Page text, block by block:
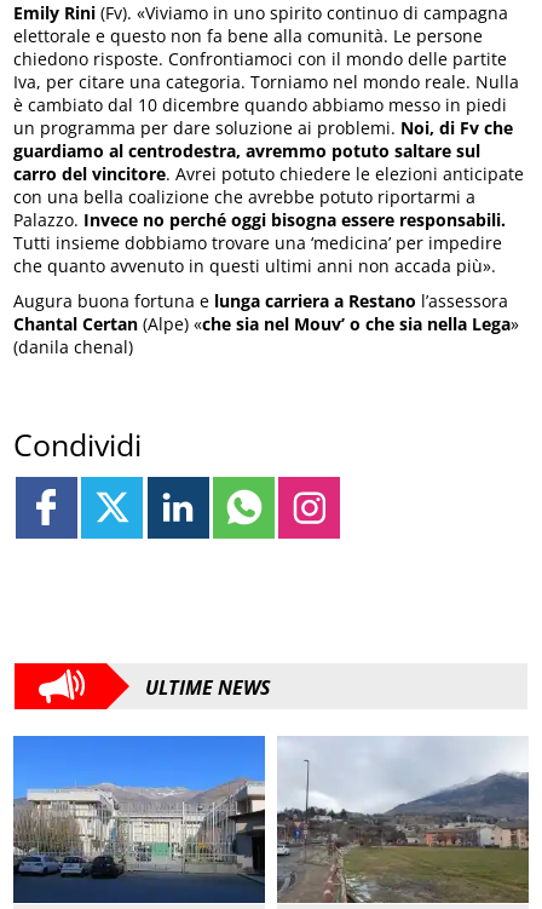
Emily Rini (Fv). «Viviamo in uno spirito continuo di campagna
elettorale e questo non fa bene alla comunità. Le persone
chiedono risposte. Confrontiamoci con il mondo delle partite
Iva, per citare una categoria. Torniamo nel mondo reale. Nulla
è cambiato dal 10 dicembre quando abbiamo messo in piedi
un programma per dare soluzione ai problemi. Noi, di Fv che
guardiamo al centrodestra, avremmo potuto saltare sul
carro del vincitore. Avrei potuto chiedere le elezioni anticipate
con una bella coalizione che avrebbe potuto riportarmi a
Palazzo. Invece no perché oggi bisogna essere responsabili.
Tutti insieme dobbiamo trovare una ‘medicina’ per impedire
che quanto avvenuto in questi ultimi anni non accada più».
Augura buona fortuna e lunga carriera a Restano l’assessora
Chantal Certan (Alpe) «che sia nel Mouv’ o che sia nella Lega»
(danila chenal)
Condividi
ULTIME NEWS